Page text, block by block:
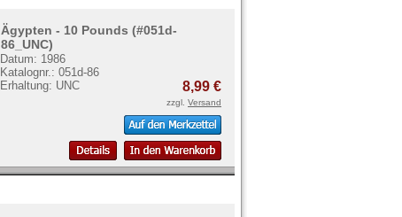
Ägypten - 10 Pounds (#051d-
86_UNC)
Datum: 1986
Katalognr.: 051d-86
Erhaltung: UNC
8,99 €
zzgl. Versand